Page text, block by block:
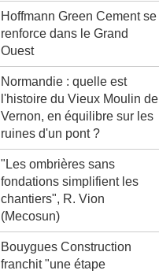
Hoffmann Green Cement se
renforce dans le Grand
Ouest
Normandie : quelle est
l'histoire du Vieux Moulin de
Vernon, en équilibre sur les
ruines d'un pont ?
"Les ombrières sans
fondations simplifient les
chantiers", R. Vion
(Mecosun)
Bouygues Construction
franchit "une étape